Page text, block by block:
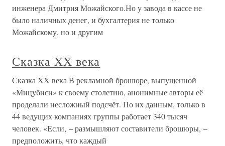
инженера Дмитрия Можайского.Но у завода в кассе не
было наличных денег, и бухгалтерия не только
Можайскому, но и другим
Сказка XX века
Сказка XX века В рекламной брошюре, выпущенной
«Мицубиси» к своему столетию, анонимные авторы её
проделали несложный подсчёт. По их данным, только в
44 ведущих компаниях группы работает 340 тысяч
человек. «Если, – размышляют составители брошюры, –
предположить, что каждый